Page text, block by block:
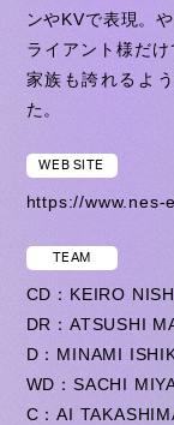
ンやKVで表現。
ライアント様だ
家族も誇れるよ
た。
WEB SITE
https://www.nes-
TEAM
CD：KEIRO
DR：ATSUSHI
D：MINAMI
WD：SACHI
C：AI